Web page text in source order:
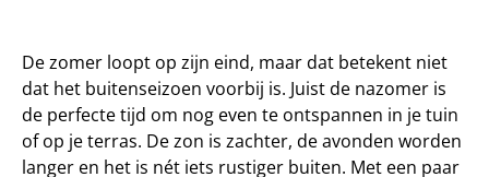
De zomer loopt op zijn eind, maar dat betekent niet
dat het buitenseizoen voorbij is. Juist de nazomer is
de perfecte tijd om nog even te ontspannen in je tuin
of op je terras. De zon is zachter, de avonden worden
langer en het is nét iets rustiger buiten. Met een paar